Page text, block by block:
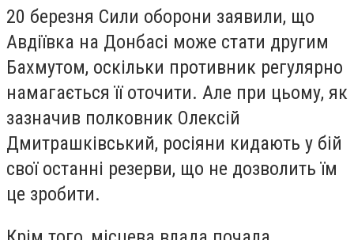
20 березня Сили оборони заявили, що
Авдіївка на Донбасі може стати другим
Бахмутом, оскільки противник регулярно
намагається її оточити. Але при цьому, як
зазначив полковник Олексій
Дмитрашківський, росіяни кидають у бій
свої останні резерви, що не дозволить їм
це зробити.